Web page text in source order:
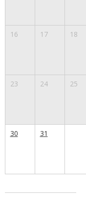
16 17 18
23 24 25
30 31